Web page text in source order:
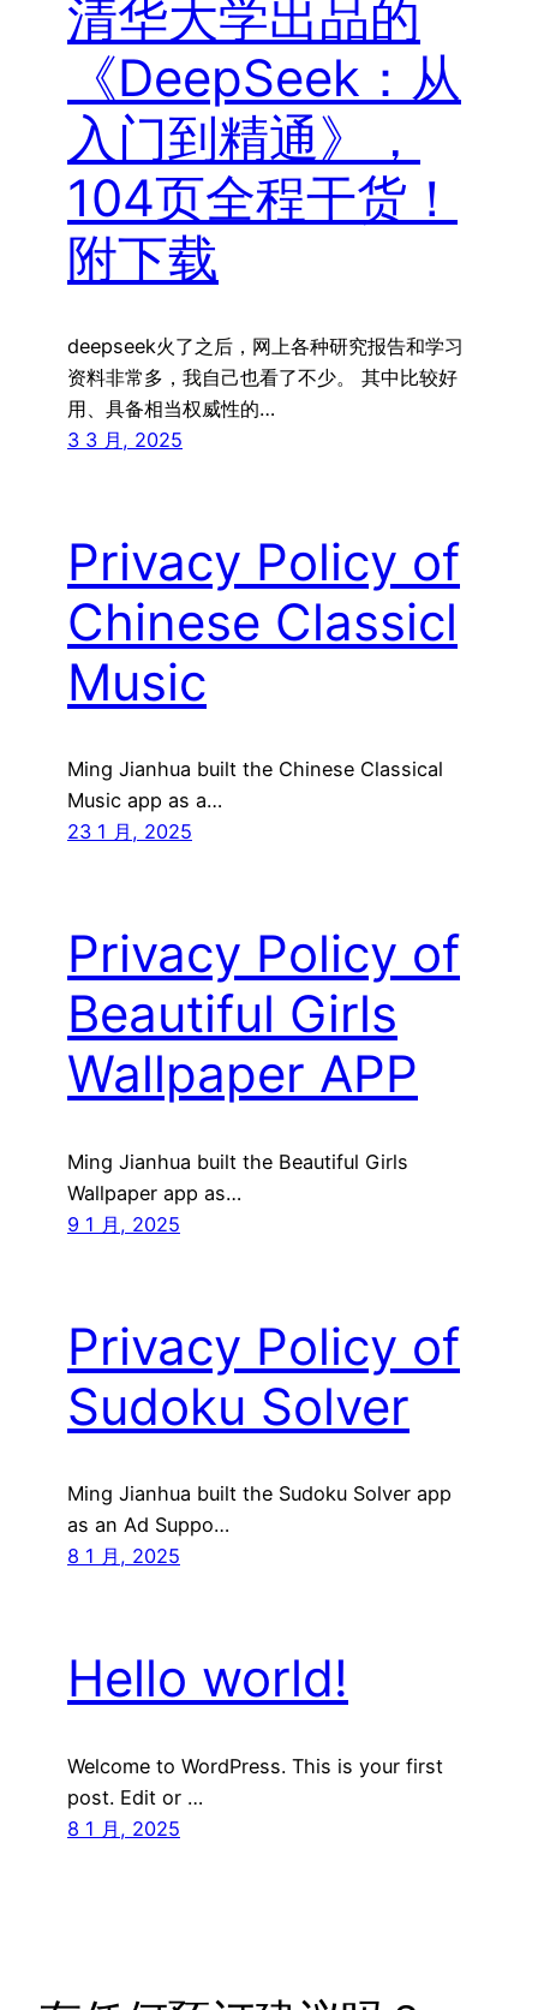
清华大学出品的
《DeepSeek：从
入门到精通》，
104页全程干货！
附下载
deepseek火了之后，网上各种研究报告和学习
资料非常多，我自己也看了不少。 其中比较好
用、具备相当权威性的…
3 3 月, 2025
Privacy Policy of
Chinese Classicl
Music
Ming Jianhua built the Chinese Classical
Music app as a…
23 1 月, 2025
Privacy Policy of
Beautiful Girls
Wallpaper APP
Ming Jianhua built the Beautiful Girls
Wallpaper app as…
9 1 月, 2025
Privacy Policy of
Sudoku Solver
Ming Jianhua built the Sudoku Solver app
as an Ad Suppo…
8 1 月, 2025
Hello world!
Welcome to WordPress. This is your first
post. Edit or …
8 1 月, 2025